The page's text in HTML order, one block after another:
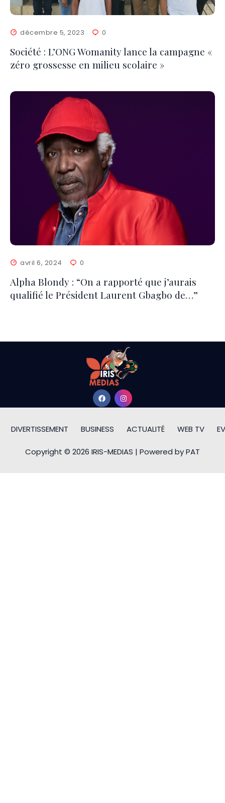
décembre 5, 2023 0
Société : L’ONG Womanity lance la campagne «
zéro grossesse en milieu scolaire »
avril 6, 2024 0
Alpha Blondy : “On a rapporté que j’aurais
qualifié le Président Laurent Gbagbo de…”
DIVERTISSEMENT BUSINESS ACTUALITÉ WEB TV
Copyright © 2026 IRIS-MEDIAS | Powered by PAT